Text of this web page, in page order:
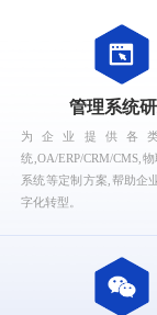
管理系统
为企业提供各
统,OA/ERP/CRM/CMS,
系统等定制方案,帮助企
字化转型。